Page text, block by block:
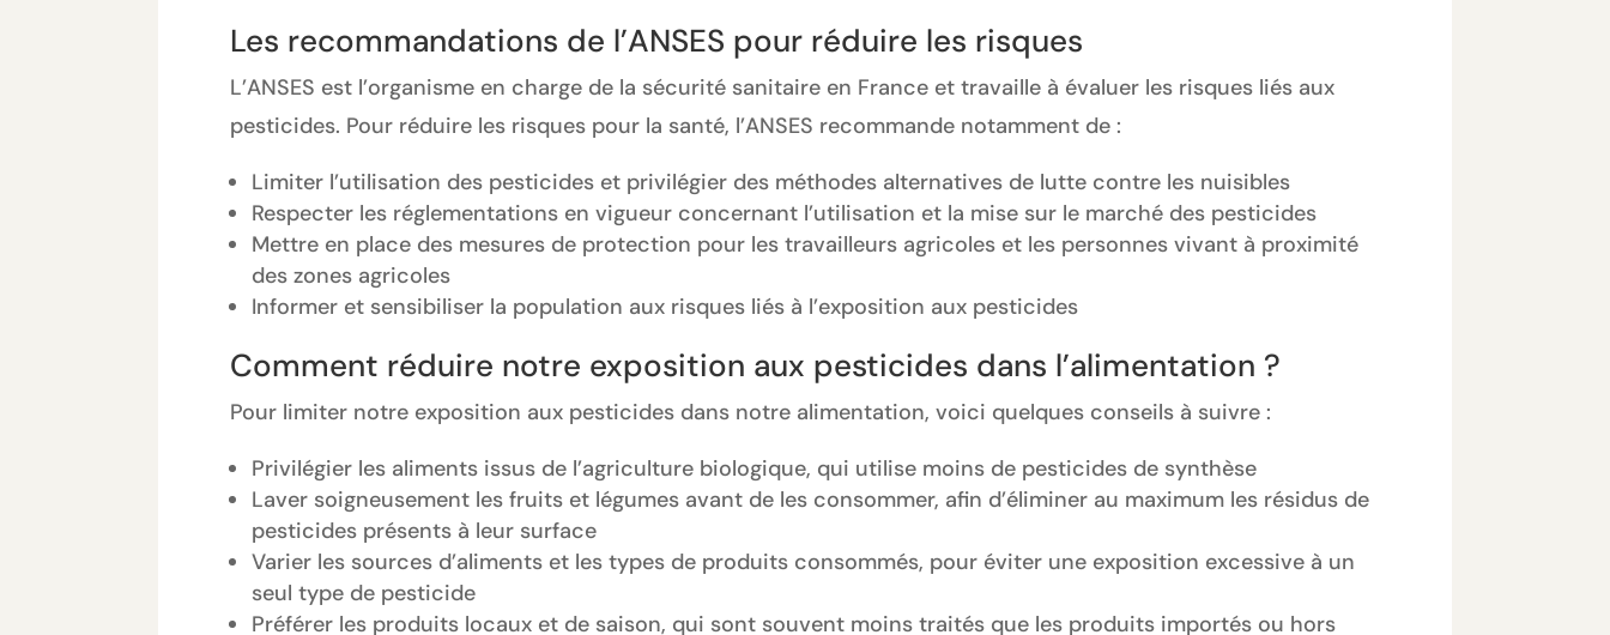
Les recommandations de l’ANSES pour réduire les risques
L’ANSES est l’organisme en charge de la sécurité sanitaire en France et travaille à évaluer les risques liés aux
pesticides. Pour réduire les risques pour la santé, l’ANSES recommande notamment de :
Limiter l’utilisation des pesticides et privilégier des méthodes alternatives de lutte contre les nuisibles
Respecter les réglementations en vigueur concernant l’utilisation et la mise sur le marché des pesticides
Mettre en place des mesures de protection pour les travailleurs agricoles et les personnes vivant à proximité
des zones agricoles
Informer et sensibiliser la population aux risques liés à l’exposition aux pesticides
Comment réduire notre exposition aux pesticides dans l’alimentation ?
Pour limiter notre exposition aux pesticides dans notre alimentation, voici quelques conseils à suivre :
Privilégier les aliments issus de l’agriculture biologique, qui utilise moins de pesticides de synthèse
Laver soigneusement les fruits et légumes avant de les consommer, afin d’éliminer au maximum les résidus de
pesticides présents à leur surface
Varier les sources d’aliments et les types de produits consommés, pour éviter une exposition excessive à un
seul type de pesticide
Préférer les produits locaux et de saison, qui sont souvent moins traités que les produits importés ou hors